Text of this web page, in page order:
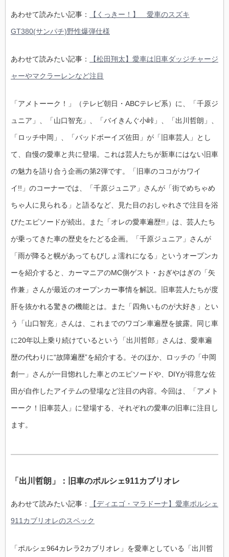
あわせて読みたい記事： 【くっきー！】 愛車のスズキ
GT380(サンパチ)野性爆弾仕様
あわせて読みたい記事： 【松田翔太】愛車は旧車ダッジチャージ
ャーやマクラーレンなど注目
「アメトーーク！」（テレビ朝日・ABCテレビ系）に、「千原ジ
ュニア」、「山口智充」、「バイきんぐ小峠」、「出川哲朗」、
「ロッチ中岡」、「バッドボーイズ佐田」が「旧車芸人」とし
て、自慢の愛車と共に登場。これは芸人たちが新車にはない旧車
の魅力を語り合う企画の第2弾です。「旧車のココがカワイ
イ!!」のコーナーでは、「千原ジュニア」さんが「街でめちゃめ
ちゃ人に見られる」と語るなど、見た目のおしゃれさで注目を浴
びたエピソードが続出。また「オレの愛車遍歴!!」は、芸人たち
が乗ってきた車の歴史をたどる企画。「千原ジュニア」さんが
「雨が降ると幌があってもびしょ濡れになる」というオープンカ
ーを紹介すると、カーマニアのMC側ゲスト・おぎやはぎの「矢
作兼」さんが最近のオープンカー事情を解説。旧車芸人たちが度
肝を抜かれる驚きの機能とは。また「四角いものが大好き」とい
う「山口智充」さんは、これまでのワゴン車遍歴を披露。同じ車
に20年以上乗り続けているという「出川哲郎」さんは、愛車遍
歴の代わりに“故障遍歴”を紹介する。そのほか、ロッチの「中岡
創一」さんが一目惚れした車とのエピソードや、DIYが得意な佐
田が自作したアイテムの登場など注目の内容。今回は、「アメト
ーーク！旧車芸人」に登場する、それぞれの愛車の旧車に注目し
ます。
「出川哲朗」：旧車のポルシェ911カブリオレ
あわせて読みたい記事： 【ディエゴ・マラドーナ】愛車ポルシェ
911カブリオレのスペック
「ポルシェ964カレラ2カブリオレ」を愛車としている「出川哲